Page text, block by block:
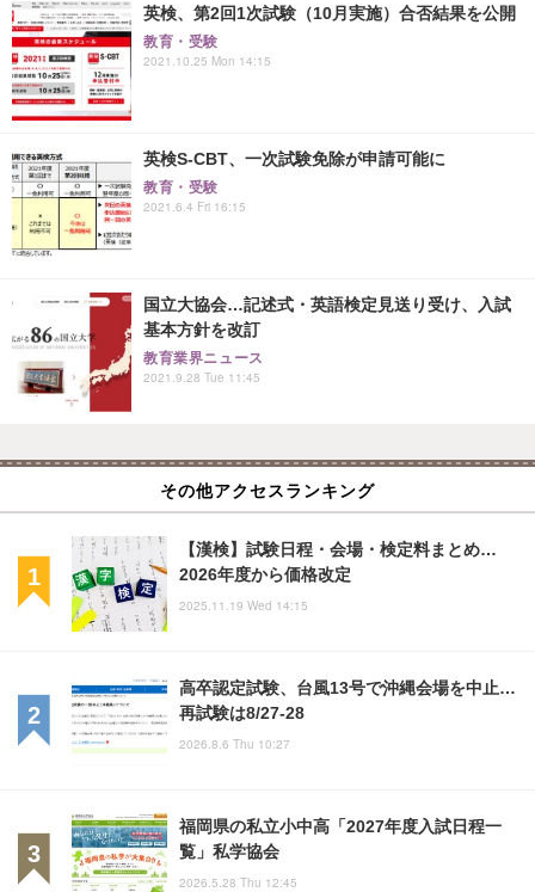
英検、第2回1次試験（10月実施）合否結果を公開
教育・受験
2021.10.25 Mon 14:15
英検S-CBT、一次試験免除が申請可能に
教育・受験
2021.6.4 Fri 16:15
国立大協会…記述式・英語検定見送り受け、入試
基本方針を改訂
教育業界ニュース
2021.9.28 Tue 11:45
その他アクセスランキング
【漢検】試験日程・会場・検定料まとめ…
2026年度から価格改定
2025.11.19 Wed 14:15
高卒認定試験、台風13号で沖縄会場を中止…
再試験は8/27-28
2026.8.6 Thu 10:27
福岡県の私立小中高「2027年度入試日程一
覧」私学協会
2026.5.28 Thu 12:45